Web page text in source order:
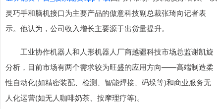
灵巧手和脑机接口为主要产品的傲意科技副总裁张琦向记者表
示。他认为，公司收入增长主要源于出货量提升。
工业协作机器人和人形机器人厂商越疆科技市场总监谢凯旋
分析，目前市场有两个需求较为旺盛的应用方向——高端制造柔
性自动化(如精密装配、检测、智能焊接、码垛等)和商业服务无
人化运营(如无人咖啡奶茶、按摩理疗等)。
北证50